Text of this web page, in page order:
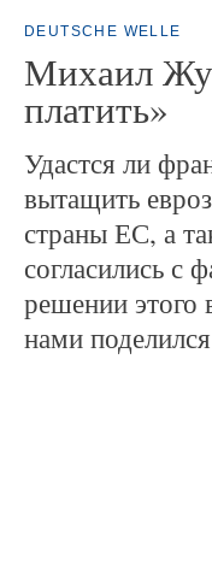
DEUTSCHE WELLE
Михаил
платить»
Удастся ли
вытащить
страны ЕС, а
согласились с
решении
нами поделился